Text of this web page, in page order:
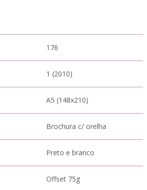
176
1 (2010)
A5 (148x210)
Brochura c/ orelha
Preto e branco
Offset 75g